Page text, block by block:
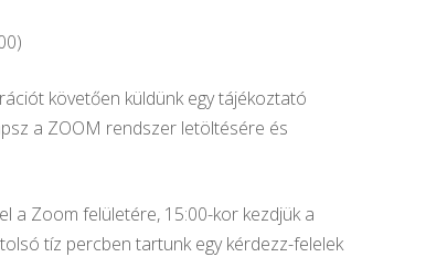
követően küldünk egy tájékoztató
a ZOOM rendszer letöltésére és
a Zoom felületére, 15:00-kor kezdjük a
tíz percben tartunk egy kérdezz-felelek